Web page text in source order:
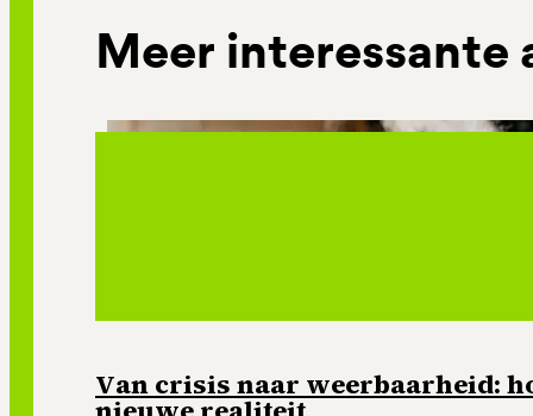
Meer interessante
Van crisis naar weerbaarheid: